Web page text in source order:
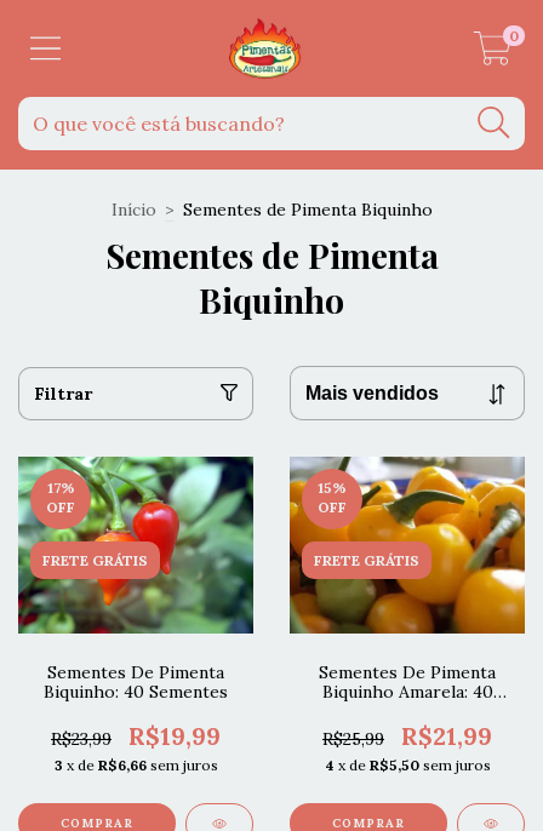
0
Início > Sementes de Pimenta Biquinho
Sementes de Pimenta
Biquinho
Filtrar
17%
OFF
FRETE GRÁTIS
Sementes De Pimenta
Biquinho: 40 Sementes
R$23,99 R$19,99
3 x de R$6,66 sem juros
15%
OFF
FRETE GRÁTIS
Sementes De Pimenta
Biquinho Amarela: 40
R$25,99
R$21,99
4 x de R$5,50 sem juros